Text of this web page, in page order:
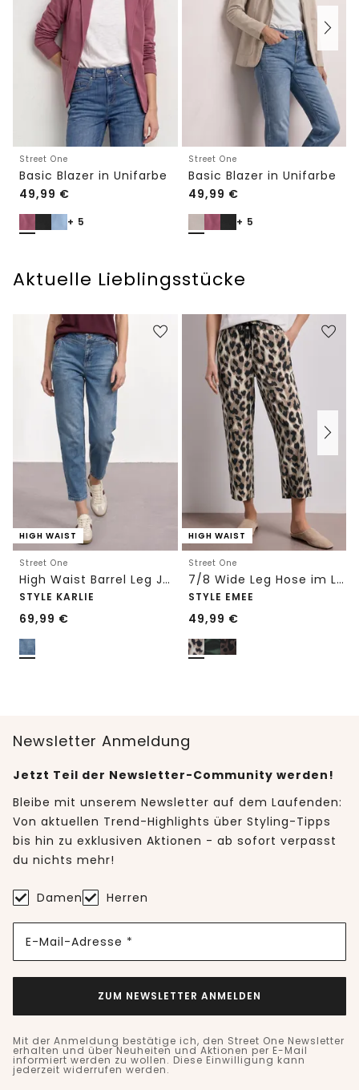
Street One
Basic Blazer in Unifarbe
49,99 €
+ 5
Street One
Basic Blazer in Unifarbe
49,99 €
+ 5
Aktuelle Lieblingsstücke
HIGH WAIST
Street One
High Waist Barrel Leg Jeans im Loose Fit
STYLE KARLIE
69,99 €
HIGH WAIST
Street One
7/8 Wide Leg Hose im Loose Fit mit Print
STYLE EMEE
49,99 €
Newsletter Anmeldung
Jetzt Teil der Newsletter-Community werden!
Bleibe mit unserem Newsletter auf dem Laufenden:
Von aktuellen Trend-Highlights über Styling-Tipps
bis hin zu exklusiven Aktionen - ab sofort verpasst
du nichts mehr!
Damen Herren
E-Mail-Adresse *
ZUM NEWSLETTER ANMELDEN
Mit der Anmeldung bestätige ich, den Street One Newsletter
erhalten und über Neuheiten und Aktionen per E-Mail
informiert werden zu wollen. Diese Einwilligung kann
jederzeit widerrufen werden.